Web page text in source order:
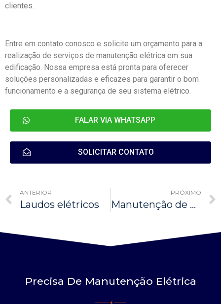
clientes.
Entre em contato conosco e solicite um orçamento para a
realização de serviços de manutenção elétrica em sua
edificação. Nossa empresa está pronta para oferecer
soluções personalizadas e eficazes para garantir o bom
funcionamento e a segurança de seu sistema elétrico.
FALAR VIA WHATSAPP
SOLICITAR CONTATO
ANTERIOR
Laudos elétricos
PRÓXIMO
Manutenção de Painéis Elétricos
Precisa De Manutenção Elétrica